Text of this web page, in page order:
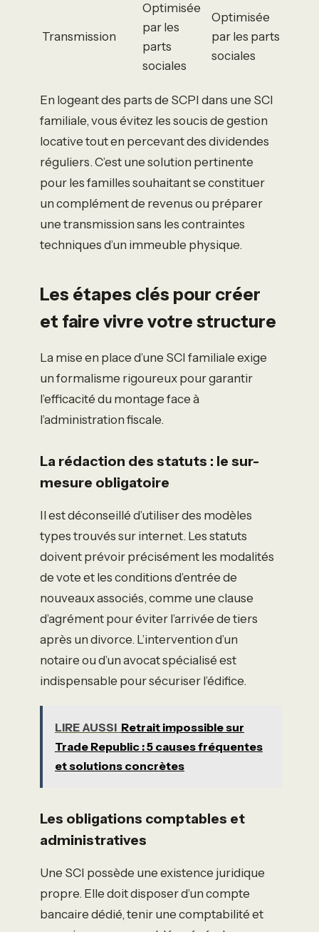
Transmission
Optimisée
par les
parts
sociales
Optimisée
par les parts
sociales
En logeant des parts de SCPI dans une SCI
familiale, vous évitez les soucis de gestion
locative tout en percevant des dividendes
réguliers. C’est une solution pertinente
pour les familles souhaitant se constituer
un complément de revenus ou préparer
une transmission sans les contraintes
techniques d’un immeuble physique.
Les étapes clés pour créer
et faire vivre votre structure
La mise en place d’une SCI familiale exige
un formalisme rigoureux pour garantir
l’efficacité du montage face à
l’administration fiscale.
La rédaction des statuts : le sur-
mesure obligatoire
Il est déconseillé d’utiliser des modèles
types trouvés sur internet. Les statuts
doivent prévoir précisément les modalités
de vote et les conditions d’entrée de
nouveaux associés, comme une clause
d’agrément pour éviter l’arrivée de tiers
après un divorce. L’intervention d’un
notaire ou d’un avocat spécialisé est
indispensable pour sécuriser l’édifice.
LIRE AUSSI Retrait impossible sur
Trade Republic : 5 causes fréquentes
et solutions concrètes
Les obligations comptables et
administratives
Une SCI possède une existence juridique
propre. Elle doit disposer d’un compte
bancaire dédié, tenir une comptabilité et